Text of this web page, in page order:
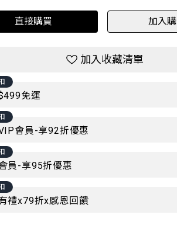
直接購買 加入
加入收藏清單
免運
會員-享92折優惠
員-享95折優惠
禮x79折x感恩回饋